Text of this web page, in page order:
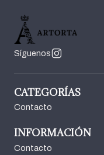
Síguenos
CATEGORÍAS
Contacto
INFORMACIÓN
Contacto